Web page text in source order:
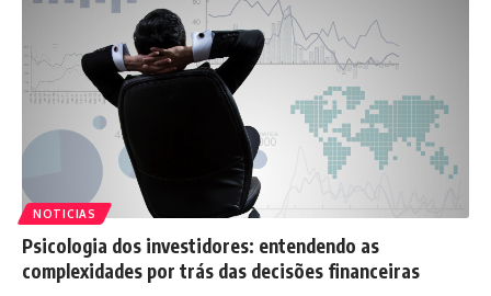
NOTICIAS
Psicologia dos investidores: entendendo as
complexidades por trás das decisões financeiras